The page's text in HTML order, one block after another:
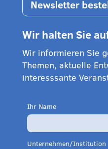
Newsletter
Wir halten Sie
Wir informieren Sie
Themen, aktuelle
interesssante
Ihr Name
Unternehmen/Institution